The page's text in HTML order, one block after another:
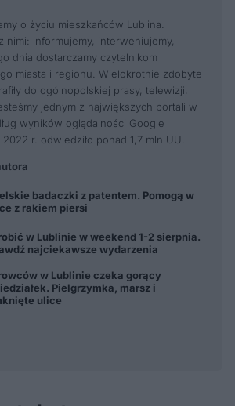
o życiu mieszkańców Lublina.
nimi: informujemy, interweniujemy,
dnia dostarczamy czytelnikom
miasta i regionu. Wielokrotnie zdobyte
do ogólnopolskiej prasy, telewizji,
jednym z największych portali w
wyników oglądalności Google
r. odwiedziło ponad 1,7 mln UU.
badaczki z patentem. Pomogą w
z rakiem piersi
w Lublinie w weekend 1-2 sierpnia.
najciekawsze wydarzenia
w Lublinie czeka gorący
Pielgrzymka, marsz i
ulice